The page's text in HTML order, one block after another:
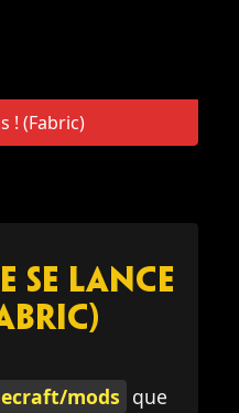
! (Fabric)
se lance
mods que